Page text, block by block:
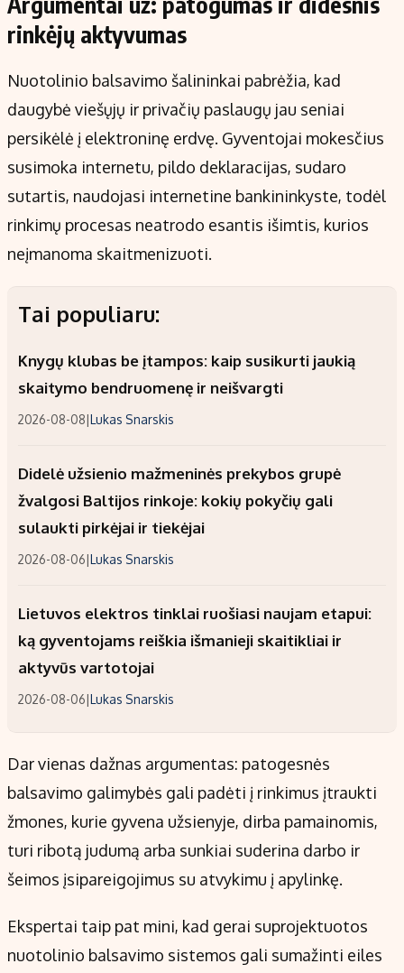
rinkėjų aktyvumas
Nuotolinio balsavimo šalininkai pabrėžia, kad
daugybė viešųjų ir privačių paslaugų jau seniai
persikėlė į elektroninę erdvę. Gyventojai mokesčius
susimoka internetu, pildo deklaracijas, sudaro
sutartis, naudojasi internetine bankininkyste, todėl
rinkimų procesas neatrodo esantis išimtis, kurios
neįmanoma skaitmenizuoti.
Tai populiaru:
Knygų klubas be įtampos: kaip susikurti jaukią
skaitymo bendruomenę ir neišvargti
2026-08-08 Lukas Snarskis
Didelė užsienio mažmeninės prekybos grupė
žvalgosi Baltijos rinkoje: kokių pokyčių gali
sulaukti pirkėjai ir tiekėjai
2026-08-06 Lukas Snarskis
Lietuvos elektros tinklai ruošiasi naujam etapui:
ką gyventojams reiškia išmanieji skaitikliai ir
aktyvūs vartotojai
2026-08-06 Lukas Snarskis
Dar vienas dažnas argumentas: patogesnės
balsavimo galimybės gali padėti į rinkimus įtraukti
žmones, kurie gyvena užsienyje, dirba pamainomis,
turi ribotą judumą arba sunkiai suderina darbo ir
šeimos įsipareigojimus su atvykimu į apylinkę.
Ekspertai taip pat mini, kad gerai suprojektuotos
nuotolinio balsavimo sistemos gali sumažinti eiles